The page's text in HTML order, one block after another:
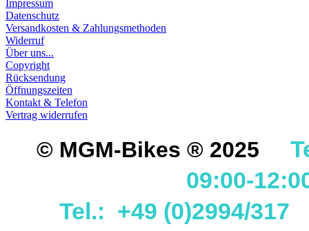
Impressum
Datenschutz
Versandkosten & Zahlungsmethoden
Widerruf
Über uns...
Copyright
Rücksendung
Öffnungszeiten
Kontakt & Telefon
Vertrag widerrufen
© MGM-Bikes ® 2025
09:00-
Tel.: +49 (0)2994/